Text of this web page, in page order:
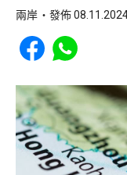
兩岸 發佈
Share to Facebook
Share to